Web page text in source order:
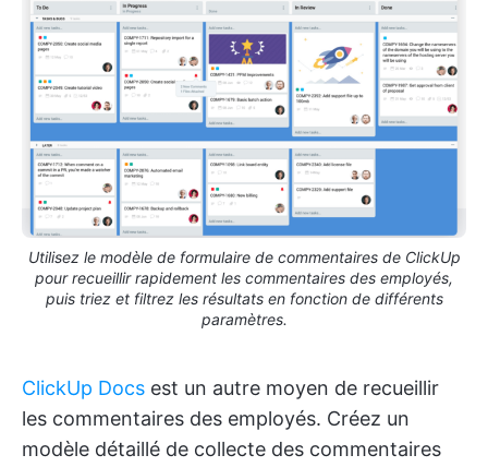
Utilisez le modèle de formulaire de commentaires de ClickUp
pour recueillir rapidement les commentaires des employés,
puis triez et filtrez les résultats en fonction de différents
paramètres.
ClickUp Docs est un autre moyen de recueillir
les commentaires des employés. Créez un
modèle détaillé de collecte des commentaires